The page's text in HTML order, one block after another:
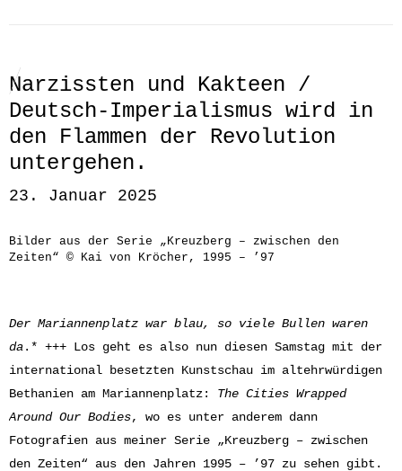
Narzissten und Kakteen /
Deutsch-Imperialismus wird in
den Flammen der Revolution
untergehen.
23. Januar 2025
Bilder aus der Serie „Kreuzberg – zwischen den
Zeiten“ © Kai von Kröcher, 1995 – ’97
Der Mariannenplatz war blau, so viele Bullen waren
da.* +++ Los geht es also nun diesen Samstag mit der
international besetzten Kunstschau im altehrwürdigen
Bethanien am Mariannenplatz: The Cities Wrapped
Around Our Bodies, wo es unter anderem dann
Fotografien aus meiner Serie „Kreuzberg – zwischen
den Zeiten“ aus den Jahren 1995 – ’97 zu sehen gibt.